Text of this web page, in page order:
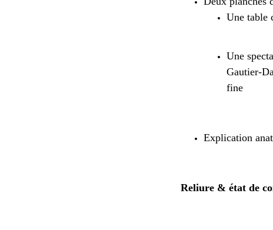
Une table
Une
Gautier-
fine
Explication
Reliure & état de